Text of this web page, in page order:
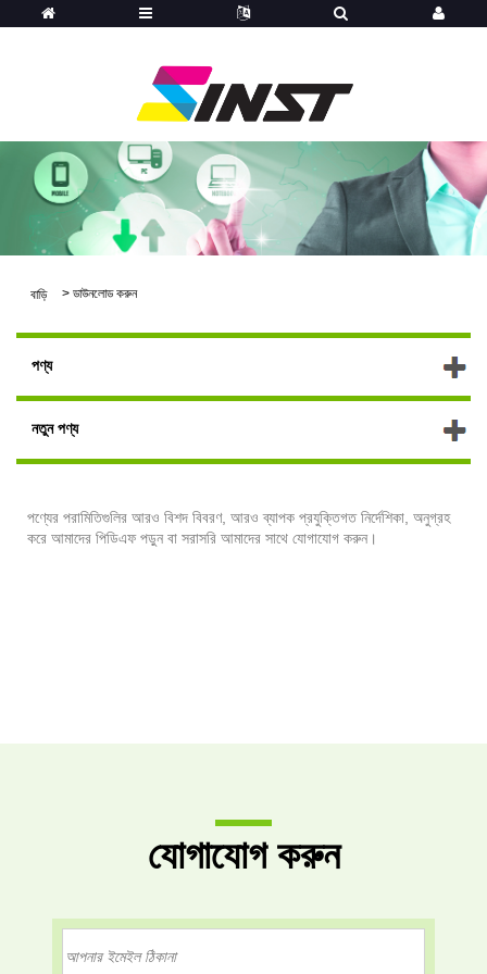
বাড়ি > ডাউনলোড করুন
পণ্য
নতুন পণ্য
পণ্যের পরামিতিগুলির আরও বিশদ বিবরণ, আরও ব্যাপক প্রযুক্তিগত নির্দেশিকা, অনুগ্রহ
করে আমাদের পিডিএফ পড়ুন বা সরাসরি আমাদের সাথে যোগাযোগ করুন।
যোগাযোগ করুন